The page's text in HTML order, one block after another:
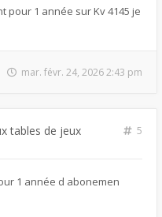
pour 1 année sur Kv 4145 je
mar. févr. 24, 2026 2:43 pm
tables de jeux
5
1 année d abonemen